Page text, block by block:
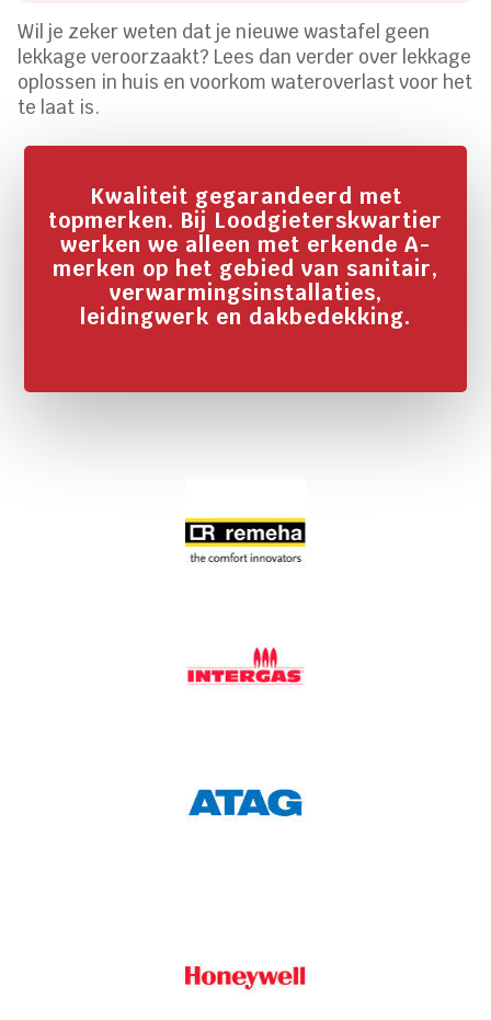
Wil je zeker weten dat je nieuwe wastafel geen
lekkage veroorzaakt? Lees dan verder over lekkage
oplossen in huis en voorkom wateroverlast voor het
te laat is.
Kwaliteit gegarandeerd met
topmerken. Bij Loodgieterskwartier
werken we alleen met erkende A-
merken op het gebied van sanitair,
verwarmingsinstallaties,
leidingwerk en dakbedekking.